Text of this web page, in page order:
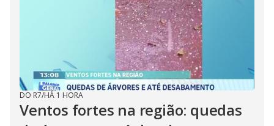
DO R7/HÁ 1 HORA
Ventos fortes na região: quedas